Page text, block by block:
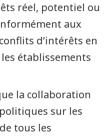
réel, potentiel ou
aux
d’intérêts en
établissements
la collaboration
sur les
tous les